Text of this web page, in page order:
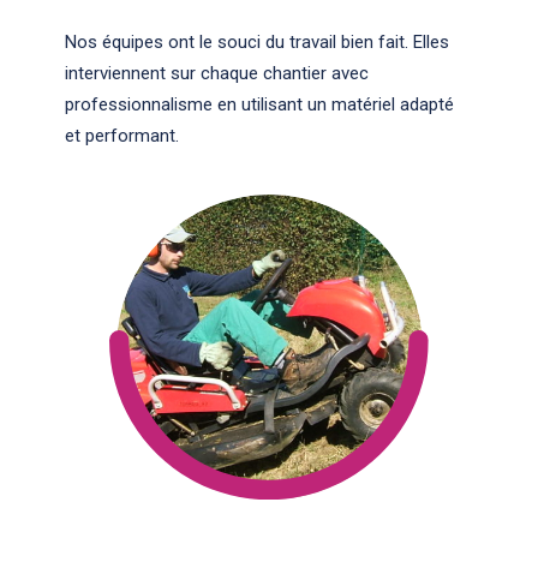
Nos équipes ont le souci du travail bien fait. Elles
interviennent sur chaque chantier avec
professionnalisme en utilisant un matériel adapté
et performant.